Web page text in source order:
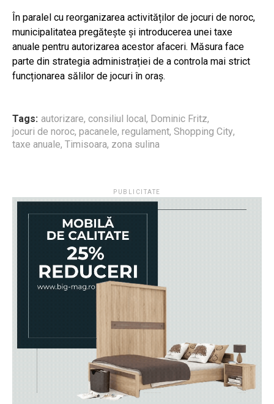
În paralel cu reorganizarea activităților de jocuri de noroc,
municipalitatea pregătește și introducerea unei taxe
anuale pentru autorizarea acestor afaceri. Măsura face
parte din strategia administrației de a controla mai strict
funcționarea sălilor de jocuri în oraș.
Tags: autorizare, consiliul local , Dominic Fritz,
jocuri de noroc, pacanele, regulament, Shopping City,
taxe anuale, Timisoara, zona sulina
PUBLICITATE